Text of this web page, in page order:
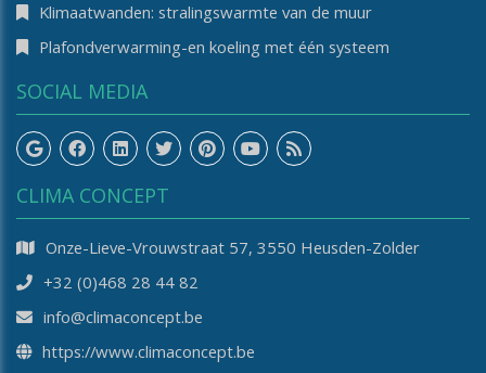
Klimaatwanden: stralingswarmte van de muur
Plafondverwarming-en koeling met één systeem
SOCIAL MEDIA
CLIMA CONCEPT
Onze-Lieve-Vrouwstraat 57, 3550 Heusden-Zolder
+32 (0)468 28 44 82
info@climaconcept.be
https://www.climaconcept.be